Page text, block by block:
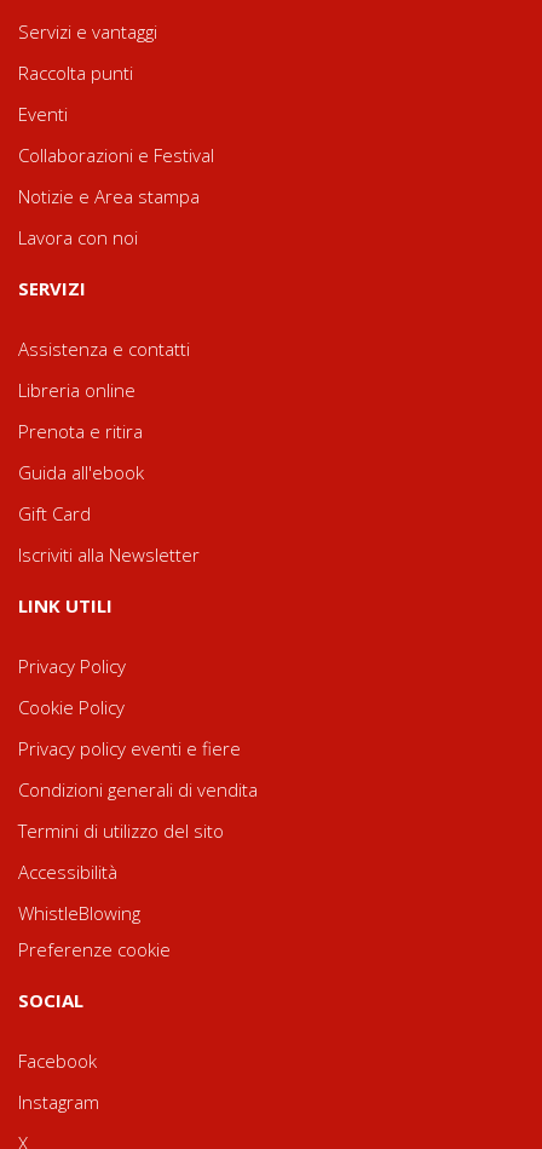
Servizi e vantaggi
Raccolta punti
Eventi
Collaborazioni e Festival
Notizie e Area stampa
Lavora con noi
SERVIZI
Assistenza e contatti
Libreria online
Prenota e ritira
Guida all'ebook
Gift Card
Iscriviti alla Newsletter
LINK UTILI
Privacy Policy
Cookie Policy
Privacy policy eventi e fiere
Condizioni generali di vendita
Termini di utilizzo del sito
Accessibilità
WhistleBlowing
Preferenze cookie
SOCIAL
Facebook
Instagram
X